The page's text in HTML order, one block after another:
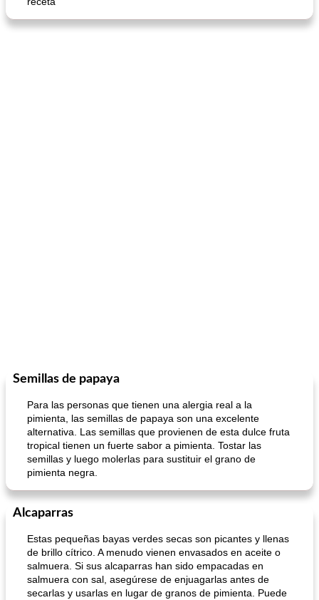
Semillas de papaya
Para las personas que tienen una alergia real a la
pimienta, las semillas de papaya son una excelente
alternativa. Las semillas que provienen de esta dulce fruta
tropical tienen un fuerte sabor a pimienta. Tostar las
semillas y luego molerlas para sustituir el grano de
pimienta negra.
Alcaparras
Estas pequeñas bayas verdes secas son picantes y llenas
de brillo cítrico. A menudo vienen envasados ​​en aceite o
salmuera. Si sus alcaparras han sido empacadas en
salmuera con sal, asegúrese de enjuagarlas antes de
secarlas y usarlas en lugar de granos de pimienta. Puede